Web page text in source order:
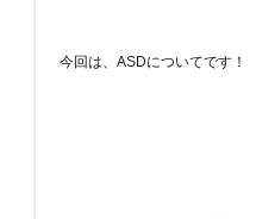
今回は、ASDについてです！